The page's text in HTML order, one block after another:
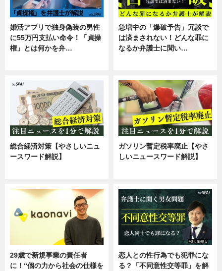
婚活アプリで独身偽装の男性
に55万円支払い命令！「貞操
権」とは何かを弁…
急増中の「爆破予告」冗談で
は済まされない！どんな罪に
なるか弁護士に聞い…
総合経済対策【やさしいニュ
ースワード解説】
ガソリン暫定税率廃止【やさ
しいニュースワード解説】
29歳で新規事業の責任者
に！“個の力から社会の仕様を
恋人との性行為でも犯罪にな
る？「不同意性交等罪」を解